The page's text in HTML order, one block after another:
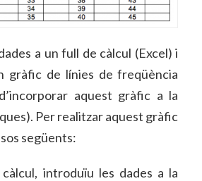
a un full de càlcul (Excel) i
gràfic de línies de freqüència
aquest gràfic a la
Per realitzar aquest gràfic
següents:
introduïu les dades a la